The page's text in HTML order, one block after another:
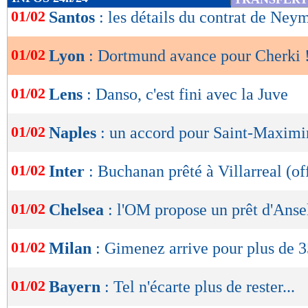
de
OK
01/02 Santos : les détails du contrat de
01/02 Lyon : Dortmund avance pour Cherki
01/02 Lens : Danso, c'est fini avec la Juve
01/02 Naples : un accord pour Saint-
01/02 Inter : Buchanan prêté à Villarreal
01/02 Chelsea : l'OM propose un prêt
01/02 Milan : Gimenez arrive pour plus de
01/02 Bayern : Tel n'écarte plus de rester...